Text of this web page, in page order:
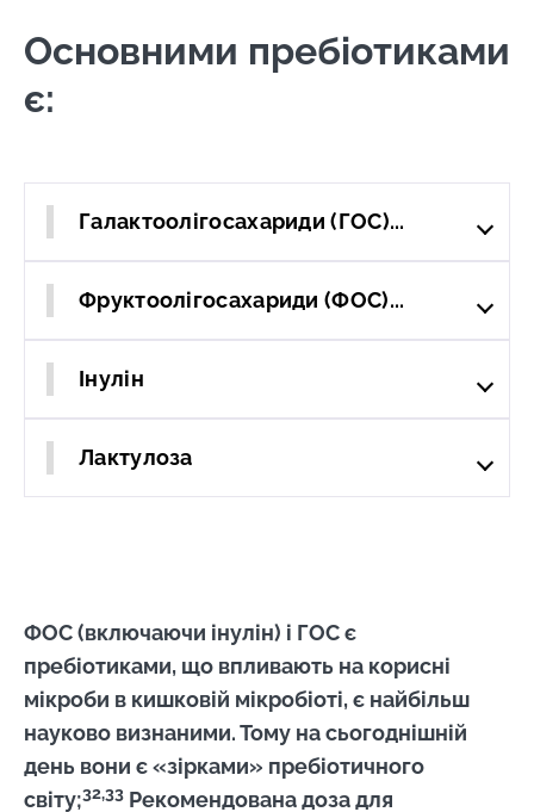
Основними пребіотиками
є:
Галактоолігосахариди (ГОС)...
Фруктоолігосахариди (ФОС)...
Інулін
Лактулоза
ФОС (включаючи інулін) і ГОС є
пребіотиками, що впливають на корисні
мікроби в кишковій мікробіоті, є найбільш
науково визнаними. Тому на сьогоднішній
день вони є «зірками» пребіотичного
світу;32,33 Рекомендована доза для